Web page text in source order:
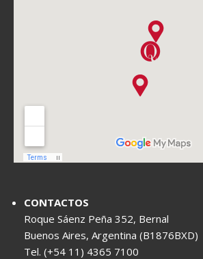
CONTACTOS
Roque Sáenz Peña 352, Bernal
Buenos Aires, Argentina (B1876BXD)
Tel. (+54 11) 4365 7100